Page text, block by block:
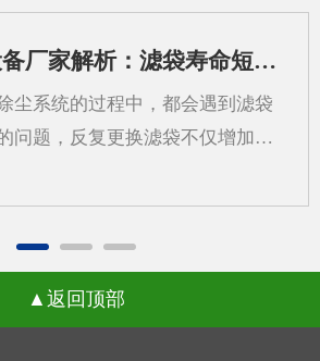
空间条件和工艺流程差异较大，
置受限，改动成本增加外壳定型
修空间和设备进出方向往往被锁
武汉除尘设备厂家解析：滤袋寿命短，问题可能不在滤袋，而在气流分布
尘系统的过程中，都会遇到滤袋
问题，反复更换滤袋不仅增加了
还会打乱正常的生产节奏，武汉
期跟进现场调试的过程中发现，
却始终没能改善状况。一、气流
部高速冲刷当除尘设备内部气流
返回顶部